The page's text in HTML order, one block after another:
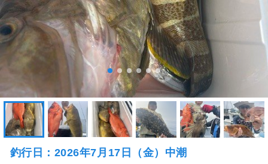
釣行日：2026年7月17日（金）中潮